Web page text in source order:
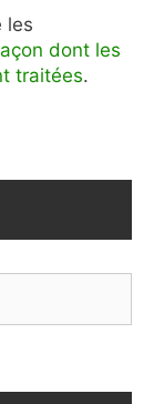
les
dont les
traitées.